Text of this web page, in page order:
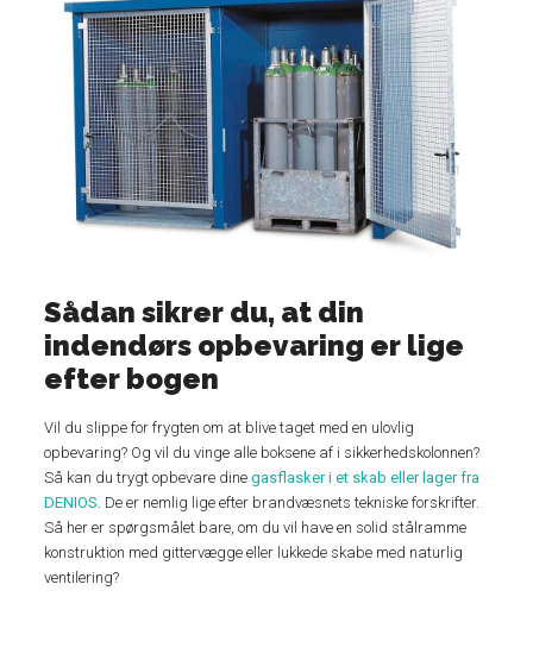
Sådan sikrer du, at din
indendørs opbevaring er lige
efter bogen
Vil du slippe for frygten om at blive taget med en ulovlig
opbevaring? Og vil du vinge alle boksene af i sikkerhedskolonnen?
Så kan du trygt opbevare dinegasflasker i et skab eller lager fra
DENIOS. De er nemlig lige efter brandvæsnets tekniske forskrifter.
Så her er spørgsmålet bare, om du vil have en solid stålramme
konstruktion med gittervægge eller lukkede skabe med naturlig
ventilering?